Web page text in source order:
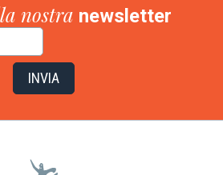
nostra newsletter